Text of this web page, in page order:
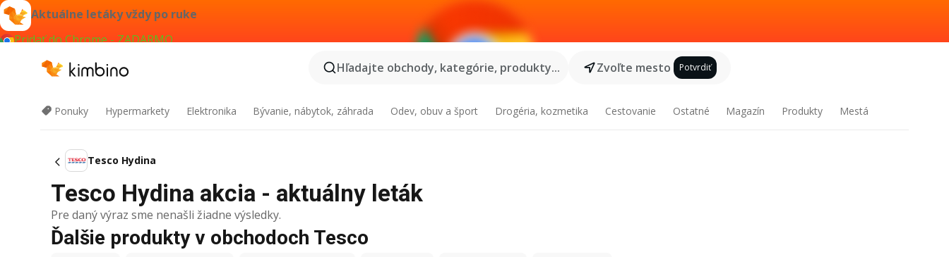
Aktuálne letáky vždy po ruke
Pridať do Chrome - ZADARMO
Hľadajte obchody, kategórie, produkty...
Zvoľte mesto Potvrdiť
Ponuky Hypermarkety Elektronika Bývanie, nábytok, záhrada Odev, obuv a šport Drogéria, kozmetika Cestovanie Ostatné Magazín Produkty Mestá
Tesco Hydina
Tesco Hydina akcia - aktuálny leták
Pre daný výraz sme nenašli žiadne výsledky.
Ďalšie produkty v obchodoch Tesco